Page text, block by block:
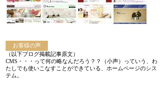
お客様の声
（以下ブログ掲載記事原文）
CMS・・・って何の略なんだろう？？（小声）っていう、わ
たしでも使いこなすことができている、ホームページのシス
テム。